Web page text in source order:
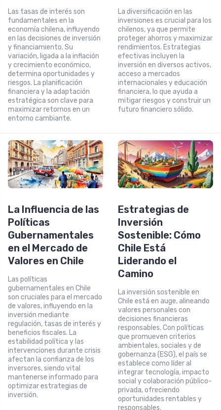
Las tasas de interés son
fundamentales en la
economía chilena, influyendo
en las decisiones de inversión
y financiamiento. Su
variación, ligada a la inflación
y crecimiento económico,
determina oportunidades y
riesgos. La planificación
financiera y la adaptación
estratégica son clave para
maximizar retornos en un
entorno cambiante.
La diversificación en las
inversiones es crucial para los
chilenos, ya que permite
proteger ahorros y maximizar
rendimientos. Estrategias
efectivas incluyen la
inversión en diversos activos,
acceso a mercados
internacionales y educación
financiera, lo que ayuda a
mitigar riesgos y construir un
futuro financiero sólido.
La Influencia de las
Políticas
Gubernamentales
en el Mercado de
Valores en Chile
Las políticas
gubernamentales en Chile
son cruciales para el mercado
de valores, influyendo en la
inversión mediante
regulación, tasas de interés y
beneficios fiscales. La
estabilidad política y las
intervenciones durante crisis
afectan la confianza de los
inversores, siendo vital
mantenerse informado para
optimizar estrategias de
inversión.
Estrategias de
Inversión
Sostenible: Cómo
Chile Está
Liderando el
Camino
La inversión sostenible en
Chile está en auge, alineando
valores personales con
decisiones financieras
responsables. Con políticas
que promueven criterios
ambientales, sociales y de
gobernanza (ESG), el país se
establece como líder al
integrar tecnología, impacto
social y colaboración público-
privada, ofreciendo
oportunidades rentables y
responsables.